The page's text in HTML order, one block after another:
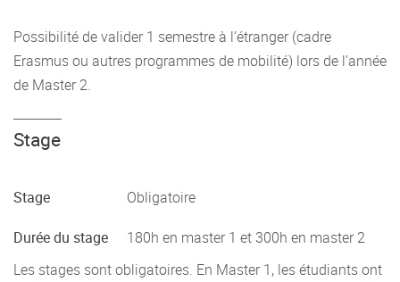
Possibilité de valider 1 semestre à l’étranger (cadre
Erasmus ou autres programmes de mobilité) lors de l’année
de Master 2.
Stage
Stage Obligatoire
Durée du stage
180h en master 1 et 300h en master 2
Les stages sont obligatoires. En Master 1, les étudiants ont